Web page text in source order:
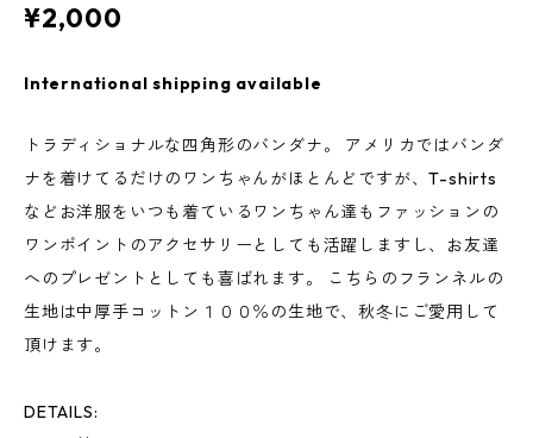
¥2,000
International shipping available
トラディショナルな四角形のバンダナ。 アメリカではバンダ
ナを着けてるだけのワンちゃんがほとんどですが、T-shirts
などお洋服をいつも着ているワンちゃん達もファッションの
ワンポイントのアクセサリーとしても活躍しますし、お友達
へのプレゼントとしても喜ばれます。 こちらのフランネルの
生地は中厚手コットン１００％の生地で、秋冬にご愛用して
頂けます。
DETAILS: